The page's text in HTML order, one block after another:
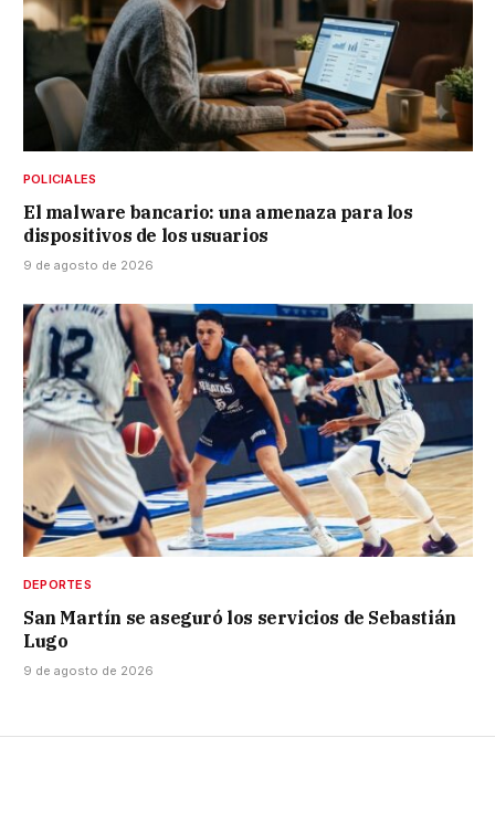
POLICIALES
El malware bancario: una amenaza para los
dispositivos de los usuarios
9 de agosto de 2026
DEPORTES
San Martín se aseguró los servicios de Sebastián
Lugo
9 de agosto de 2026